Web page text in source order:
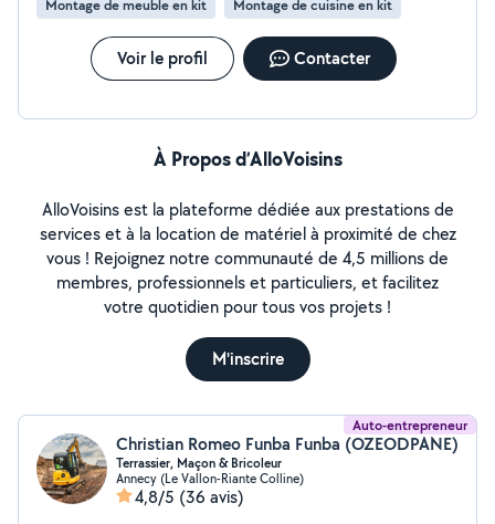
Montage de meuble en kit Montage de cuisine en kit
Voir le profil Contacter
À Propos d’AlloVoisins
AlloVoisins est la plateforme dédiée aux prestations de
services et à la location de matériel à proximité de chez
vous ! Rejoignez notre communauté de 4,5 millions de
membres, professionnels et particuliers, et facilitez
votre quotidien pour tous vos projets !
M'inscrire
Auto-entrepreneur
Christian Romeo Funba Funba (OZEODPANE)
Terrassier, Maçon & Bricoleur
Annecy (Le Vallon-Riante Colline)
4,8/5 (36 avis)